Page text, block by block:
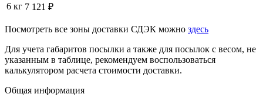
6 кг 7 121 ₽
Посмотреть все зоны доставки СДЭК можно здесь
Для учета габаритов посылки а также для посылок с весом, не
указанным в таблице, рекомендуем воспользоваться
калькулятором расчета стоимости доставки.
Общая информация